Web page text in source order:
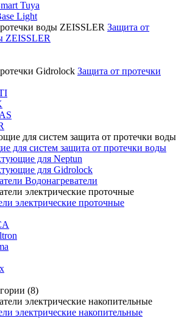
Tuya
Light
Защита от
ZEISSLER
Защита от протечки
для систем защита от протечки воды
для Neptun
для Gidrolock
Водонагреватели
электрические проточные
(8)
электрические накопительные